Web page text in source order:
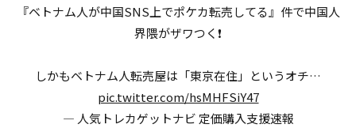
『ベトナム人が中国SNS上でポケカ転売してる』件で中国人
界隈がザワつく❗
しかもベトナム人転売屋は「東京在住」というオチ…
pic.twitter.com/hsMHFSiY47
— 人気トレカゲットナビ 定価購入支援速報